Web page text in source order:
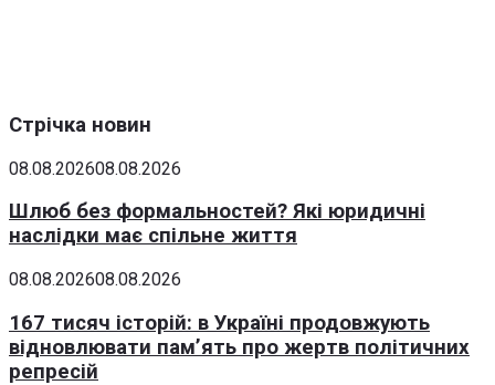
Стрічка новин
08.08.202608.08.2026
Шлюб без формальностей? Які юридичні
наслідки має спільне життя
08.08.202608.08.2026
167 тисяч історій: в Україні продовжують
відновлювати пам’ять про жертв політичних
репресій